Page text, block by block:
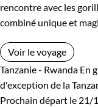
rencontre avec les
combiné unique et
Voir le voyage
Tanzanie - Rwanda En
d'exception de la
Prochain départ le 21/